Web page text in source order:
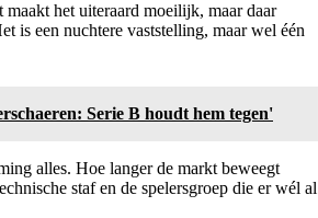
het uiteraard moeilijk, maar daar
is een nuchtere vaststelling, maar wel één
Serie B houdt hem tegen'
alles. Hoe langer de markt beweegt
staf en de spelersgroep die er wél al